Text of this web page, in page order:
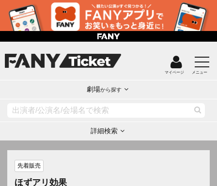
マイページ メニュー
劇場から探す
詳細検索
先着販売
ほずアリ効果